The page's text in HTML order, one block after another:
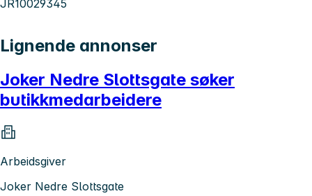
JR10029345
Lignende annonser
Joker Nedre Slottsgate søker
butikkmedarbeidere
Arbeidsgiver
Joker Nedre Slottsgate